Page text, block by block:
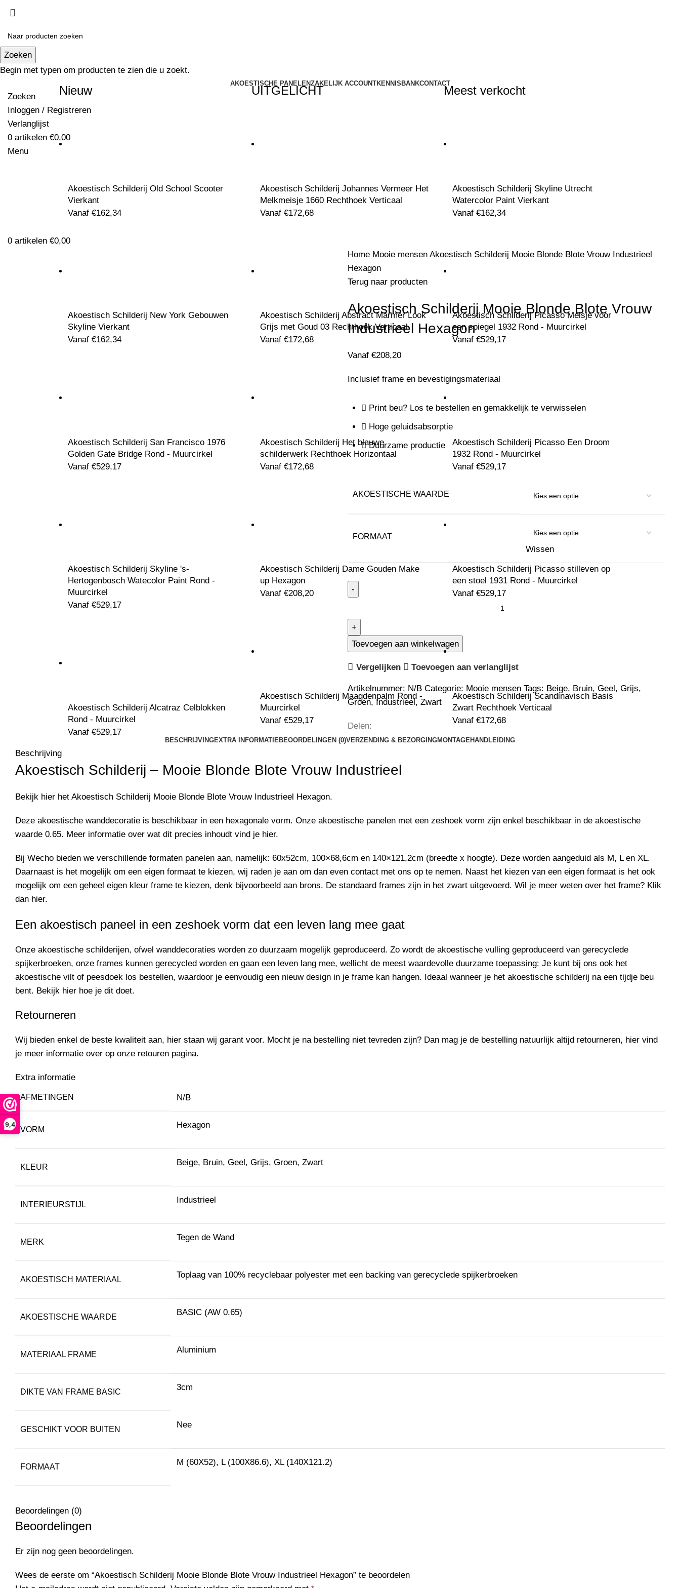
9,4
AKOESTISCHE PANELENZAKELIJK ACCOUNTKENNISBANKCONTACT
Zoeken
Inloggen / Registreren
Verlanglijst
0 artikelen €0,00
Menu
0 artikelen €0,00
Klik om te vergroten
Home Mooie mensen Akoestisch Schilderij Mooie Blonde Blote Vrouw Industrieel
Hexagon
Terug naar producten
Akoestisch Schilderij Mooie Blonde Blote Vrouw
Industrieel Hexagon
Vanaf €208,20
Inclusief frame en bevestigingsmateriaal
Print beu? Los te bestellen en gemakkelijk te verwisselen
Hoge geluidsabsorptie
Duurzame productie
AKOESTISCHE WAARDE
FORMAAT
Wissen
Toevoegen aan winkelwagen
Vergelijken Toevoegen aan verlanglijst
Artikelnummer: N/B Categorie: Mooie mensen Tags: Beige, Bruin, Geel, Grijs,
Groen, Industrieel, Zwart
Delen:
BESCHRIJVINGEXTRA INFORMATIEBEOORDELINGEN (0)VERZENDING & BEZORGINGMONTAGEHANDLEIDING
Beschrijving
Akoestisch Schilderij – Mooie Blonde Blote Vrouw Industrieel
Bekijk hier het Akoestisch Schilderij Mooie Blonde Blote Vrouw Industrieel Hexagon.
Deze akoestische wanddecoratie is beschikbaar in een hexagonale vorm. Onze akoestische panelen met een zeshoek vorm zijn enkel beschikbaar in de akoestische
waarde 0.65. Meer informatie over wat dit precies inhoudt vind je hier.
Bij Wecho bieden we verschillende formaten panelen aan, namelijk: 60x52cm, 100×68,6cm en 140×121,2cm (breedte x hoogte). Deze worden aangeduid als M, L en XL.
Daarnaast is het mogelijk om een eigen formaat te kiezen, wij raden je aan om dan even contact met ons op te nemen. Naast het kiezen van een eigen formaat is het ook
mogelijk om een geheel eigen kleur frame te kiezen, denk bijvoorbeeld aan brons. De standaard frames zijn in het zwart uitgevoerd. Wil je meer weten over het frame? Klik
dan hier.
Een akoestisch paneel in een zeshoek vorm dat een leven lang mee gaat
Onze akoestische schilderijen, ofwel wanddecoraties worden zo duurzaam mogelijk geproduceerd. Zo wordt de akoestische vulling geproduceerd van gerecyclede
spijkerbroeken, onze frames kunnen gerecycled worden en gaan een leven lang mee, wellicht de meest waardevolle duurzame toepassing: Je kunt bij ons ook het
akoestische vilt of peesdoek los bestellen, waardoor je eenvoudig een nieuw design in je frame kan hangen. Ideaal wanneer je het akoestische schilderij na een tijdje beu
bent. Bekijk hier hoe je dit doet.
Retourneren
Wij bieden enkel de beste kwaliteit aan, hier staan wij garant voor. Mocht je na bestelling niet tevreden zijn? Dan mag je de bestelling natuurlijk altijd retourneren, hier vind
je meer informatie over op onze retouren pagina.
Extra informatie
AFMETINGEN N/B
VORM Hexagon
KLEUR Beige, Bruin, Geel, Grijs, Groen, Zwart
INTERIEURSTIJL Industrieel
MERK Tegen de Wand
AKOESTISCH MATERIAAL Toplaag van 100% recyclebaar polyester met een backing van gerecyclede spijkerbroeken
AKOESTISCHE WAARDE BASIC (AW 0.65)
MATERIAAL FRAME Aluminium
DIKTE VAN FRAME BASIC 3cm
GESCHIKT VOOR BUITEN Nee
FORMAAT M (60X52), L (100X86.6), XL (140X121.2)
Beoordelingen (0)
Beoordelingen
Er zijn nog geen beoordelingen.
Wees de eerste om “Akoestisch Schilderij Mooie Blonde Blote Vrouw Industrieel Hexagon” te beoordelen
Zoeken
Begin met typen om producten te zien die u zoekt.
Nieuw
Akoestisch Schilderij Old School Scooter
Vierkant
Vanaf €162,34
Akoestisch Schilderij New York Gebouwen
Skyline Vierkant
Vanaf €162,34
Akoestisch Schilderij San Francisco 1976
Golden Gate Bridge Rond - Muurcirkel
Vanaf €529,17
Akoestisch Schilderij Skyline 's-
Hertogenbosch Watecolor Paint Rond -
Muurcirkel
Vanaf €529,17
Akoestisch Schilderij Alcatraz Celblokken
Rond - Muurcirkel
Vanaf €529,17
UITGELICHT
Akoestisch Schilderij Johannes Vermeer Het
Melkmeisje 1660 Rechthoek Verticaal
Vanaf €172,68
Akoestisch Schilderij Abstract Marmer Look
Grijs met Goud 03 Rechthoek Verticaal
Vanaf €172,68
Akoestisch Schilderij Het blauwe
schilderwerk Rechthoek Horizontaal
Vanaf €172,68
Akoestisch Schilderij Dame Gouden Make
up Hexagon
Vanaf €208,20
Akoestisch Schilderij Maagdenpalm Rond -
Muurcirkel
Vanaf €529,17
Meest verkocht
Akoestisch Schilderij Skyline Utrecht
Watercolor Paint Vierkant
Vanaf €162,34
Akoestisch Schilderij Picasso Meisje voor
een spiegel 1932 Rond - Muurcirkel
Vanaf €529,17
Akoestisch Schilderij Picasso Een Droom
1932 Rond - Muurcirkel
Vanaf €529,17
Akoestisch Schilderij Picasso stilleven op
een stoel 1931 Rond - Muurcirkel
Vanaf €529,17
Akoestisch Schilderij Scandinavisch Basis
Zwart Rechthoek Verticaal
Vanaf €172,68